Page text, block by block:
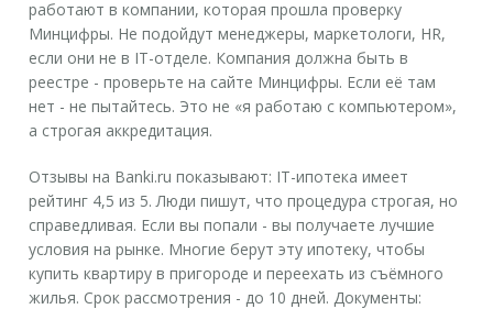
работают в компании, которая прошла проверку
Минцифры. Не подойдут менеджеры, маркетологи, HR,
если они не в IT-отделе. Компания должна быть в
реестре - проверьте на сайте Минцифры. Если её там
нет - не пытайтесь. Это не «я работаю с компьютером»,
а строгая аккредитация.
Отзывы на Banki.ru показывают: IT-ипотека имеет
рейтинг 4,5 из 5. Люди пишут, что процедура строгая, но
справедливая. Если вы попали - вы получаете лучшие
условия на рынке. Многие берут эту ипотеку, чтобы
купить квартиру в пригороде и переехать из съёмного
жилья. Срок рассмотрения - до 10 дней. Документы: